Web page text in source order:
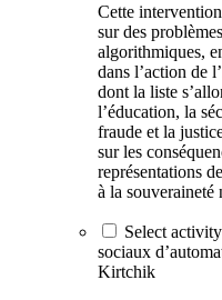
Cette
sur des
algorithmiques,
dans l’action de
dont la liste
l’éducation, la
fraude et la
sur les
représentations
à la souveraineté
Select
sociaux
Kirtchik